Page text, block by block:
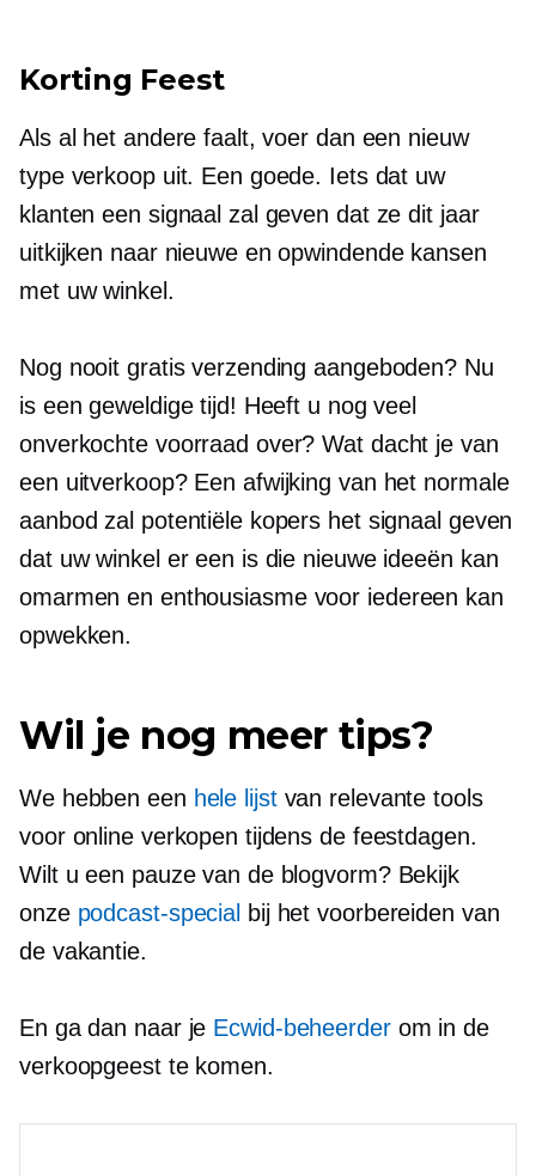
Korting Feest
Als al het andere faalt, voer dan een nieuw
type verkoop uit. Een goede. Iets dat uw
klanten een signaal zal geven dat ze dit jaar
uitkijken naar nieuwe en opwindende kansen
met uw winkel.
Nog nooit gratis verzending aangeboden? Nu
is een geweldige tijd! Heeft u nog veel
onverkochte voorraad over? Wat dacht je van
een uitverkoop? Een afwijking van het normale
aanbod zal potentiële kopers het signaal geven
dat uw winkel er een is die nieuwe ideeën kan
omarmen en enthousiasme voor iedereen kan
opwekken.
Wil je nog meer tips?
We hebben een hele lijstvan relevante tools
voor online verkopen tijdens de feestdagen.
Wilt u een pauze van de blogvorm? Bekijk
onze podcast-special bij het voorbereiden van
de vakantie.
En ga dan naar je Ecwid-beheerderom in de
verkoopgeest te komen.